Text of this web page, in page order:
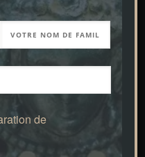
de